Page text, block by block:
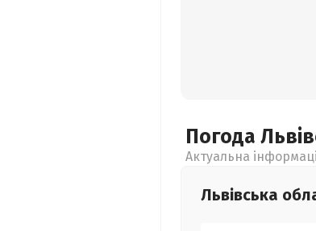
Погода
Актуальна
Львівська